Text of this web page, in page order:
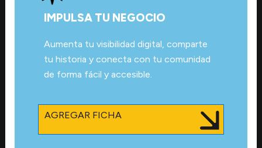
IMPULSA TU NEGOCIO
Aumenta tu visibilidad digital, comparte
tu historia y conecta con tu comunidad
de forma fácil y accesible.
AGREGAR FICHA